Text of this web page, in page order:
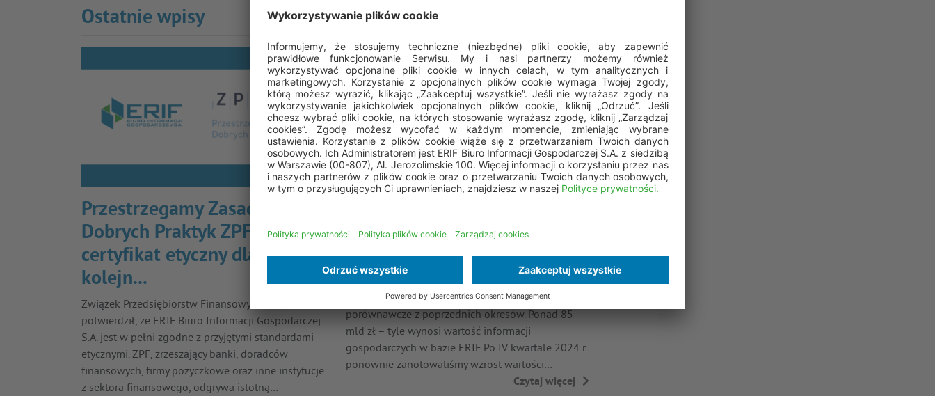
Ostatnie wpisy
Przestrzegamy Zasad
Dobrych Praktyk ZPF –
certyfikat etyczny dla ERIF na
kolejn...
Związek Przedsiębiorstw Finansowych w Polsce
potwierdził, że ERIF Biuro Informacji Gospodarczej
S.A. jest w pełni zgodne z przyjętymi standardami
etycznymi. ZPF, zrzeszający banki, doradców
finansowych, firmy pożyczkowe oraz inne instytucje
z sektora finansowego, odgrywa istotną…
„Wielkość i struktura bazy
danych ERIF Biura Infor...
Przedstawiamy w nim dane na temat wielkości
oraz struktury naszej bazy, a także dane
porównawcze z poprzednich okresów. Ponad 85
mld zł – tyle wynosi wartość informacji
gospodarczych w bazie ERIF Po IV kwartale 2024 r.
ponownie zanotowaliśmy wzrost wartości…
Czytaj więcej